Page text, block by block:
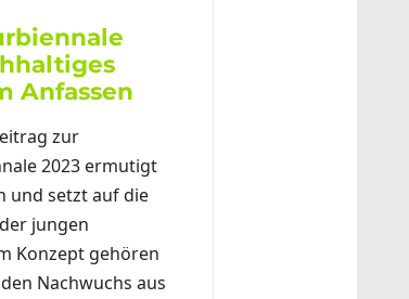
Anfassen
zur
2023 ermutigt
und setzt auf die
jungen
Konzept gehören
Nachwuchs aus